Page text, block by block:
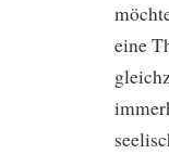
eine